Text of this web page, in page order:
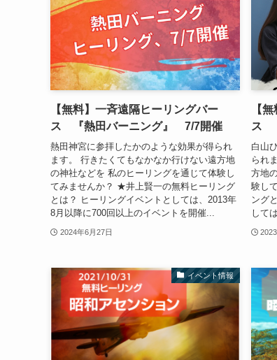
【無料】一斉遠隔ヒーリングバー
ス 『熱田バーニング』 7/7開催
熱田神宮に参拝したかのような効果が得られ
ます。 行きたくてもなかなか行けない遠方地
の神社などを 私のヒーリングを通じて体験し
てみませんか？ ★井上賢一の無料ヒーリング
とは？ ヒーリングイベントとしては、2013年
8月以降に700回以上のイベントを開催...
2024年6月27日
【
ス
白山
られ
方地
験し
ング
して
イベント情報